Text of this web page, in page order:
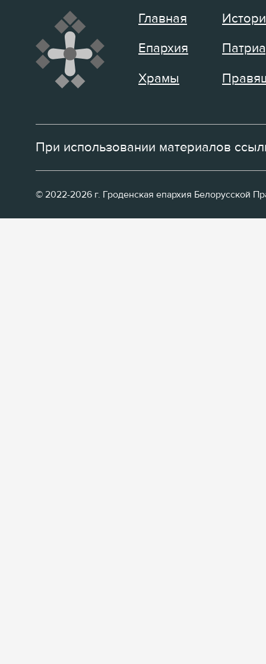
Главная
Епархия
Храмы
При использовании материалов
© 2022-2026 г. Гроденская епархия Белорусской